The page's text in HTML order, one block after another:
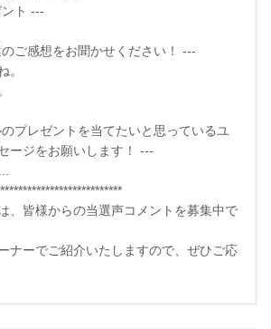
ト ---
ご感想をお聞かせください！ ---
。
プレゼントを当てたいと思っているユ
ージをお願いします！ ---
、皆様からの当選声コメントを募集中で
ナーでご紹介いたしますので、ぜひご応